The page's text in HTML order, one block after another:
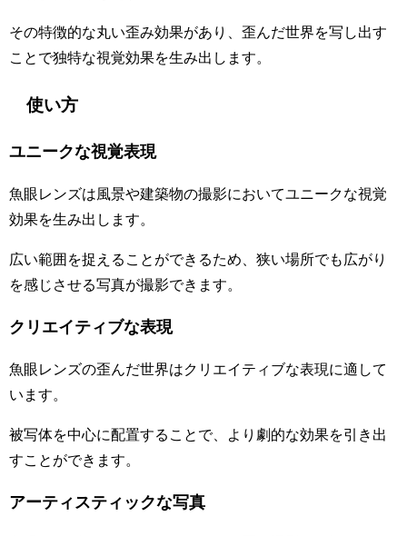
その特徴的な丸い歪み効果があり、歪んだ世界を写し出す
ことで独特な視覚効果を生み出します。
使い方
ユニークな視覚表現
魚眼レンズは風景や建築物の撮影においてユニークな視覚
効果を生み出します。
広い範囲を捉えることができるため、狭い場所でも広がり
を感じさせる写真が撮影できます。
クリエイティブな表現
魚眼レンズの歪んだ世界はクリエイティブな表現に適して
います。
被写体を中心に配置することで、より劇的な効果を引き出
すことができます。
アーティスティックな写真